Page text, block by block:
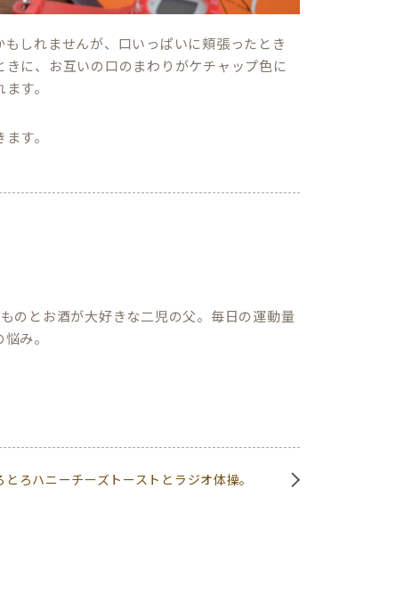
しれませんが、口いっぱいに頬張ったとき
に、お互いの口のまわりがケチャップ色に
す。
す。
のとお酒が大好きな二児の父。毎日の運動量
み。
とろハニーチーズトーストとラジオ体操。